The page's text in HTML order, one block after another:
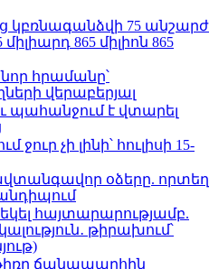
կբռնագանձվի 75 անշարժ
865 միլիոն 865
հրամանը՝
վերաբերյալ
պահանջում է վտարել
չի լինի՝ հուլիսի 15-
օձերը. որտեղ
հայտարարությամբ.
թիրախում՝
ճանապարհին